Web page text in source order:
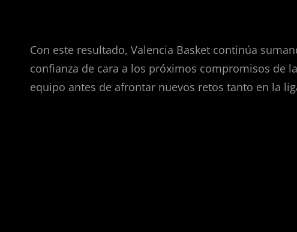
Con este resultado, Valencia Basket continúa
confianza de cara a los próximos compromisos de
equipo antes de afrontar nuevos retos tanto en la